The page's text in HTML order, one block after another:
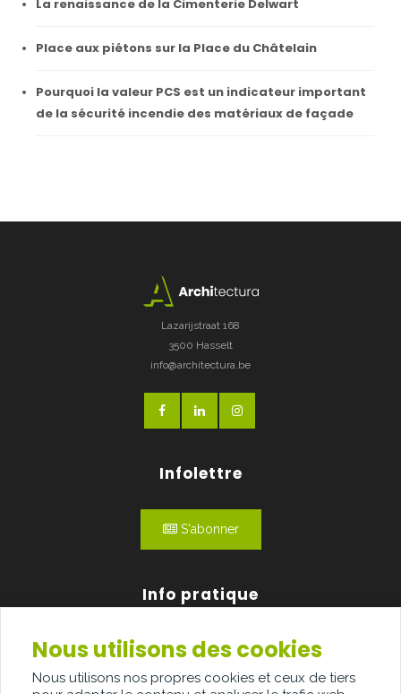
La renaissance de la Cimenterie Delwart
Place aux piétons sur la Place du Châtelain
Pourquoi la valeur PCS est un indicateur important
de la sécurité incendie des matériaux de façade
Lazarijstraat 168
3500 Hasselt
info@architectura.be
Infolettre
S'abonner
Info pratique
Qui sommes-nous?
Publicité
Nous utilisons des cookies
Nous utilisons nos propres cookies et ceux de tiers